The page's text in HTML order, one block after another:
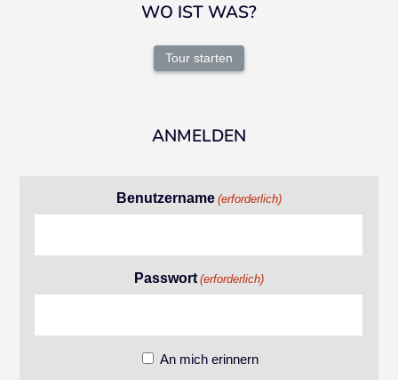
WO IST WAS?
Tour starten
ANMELDEN
Benutzername (erforderlich)
Passwort (erforderlich)
An mich erinnern